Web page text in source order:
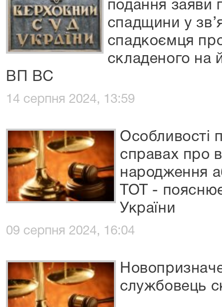
подання заяви
спадщини у
спадкоємця
складеного на
ВП ВС
14 серпня 2024, 13:59
Особливості
справах про
народження
ТОТ -
України
09 серпня 2024, 16:04
службовець